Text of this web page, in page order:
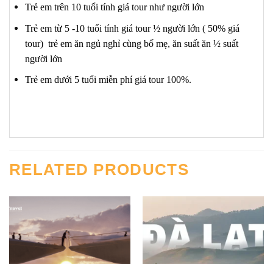
Trẻ em trên 10 tuổi tính giá tour như người lớn
Trẻ em từ 5 -10 tuổi tính giá tour ½ người lớn ( 50% giá
tour) trẻ em ăn ngủ nghỉ cùng bố mẹ, ăn suất ăn ½ suất
người lớn
Trẻ em dưới 5 tuổi miễn phí giá tour 100%.
RELATED PRODUCTS